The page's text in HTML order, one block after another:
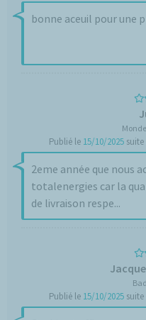
bonne aceuil pour une
Publié le 15/10/2025suite
2eme année que nous
totalenergies car la
de livraison respe...
Publié le 15/10/2025suite